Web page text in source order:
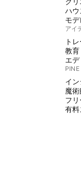
ハウ
モ
アイ
ト
教育
エ
イ
魔術
フ
有料